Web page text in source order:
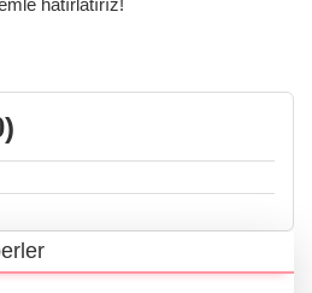
hatırlatırız!
)